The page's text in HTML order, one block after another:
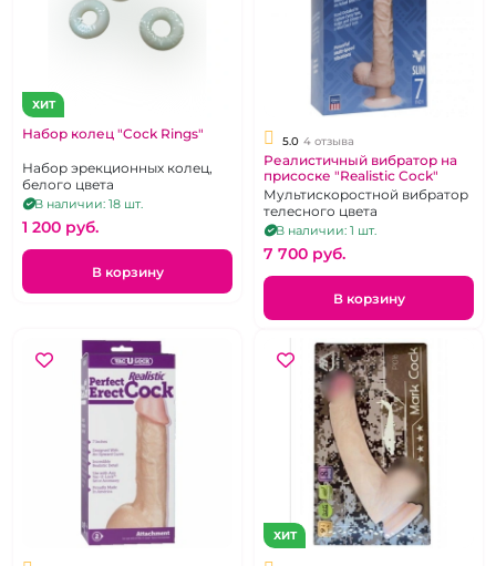
ХИТ
Набор колец "Cock Rings"
Набор эрекционных колец,
белого цвета
В наличии: 18 шт.
1 200 pуб.
В корзину
5.0 4 отзыва
Реалистичный вибратор на
присоске "Realistic Cock"
Мультискоростной вибратор
телесного цвета
В наличии: 1 шт.
7 700 pуб.
В корзину
ХИТ